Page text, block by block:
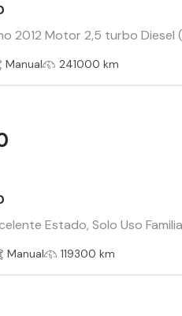
2012 Motor 2,5 turbo
Manual 241000 km
Estado, Solo Uso
Manual 119300 km